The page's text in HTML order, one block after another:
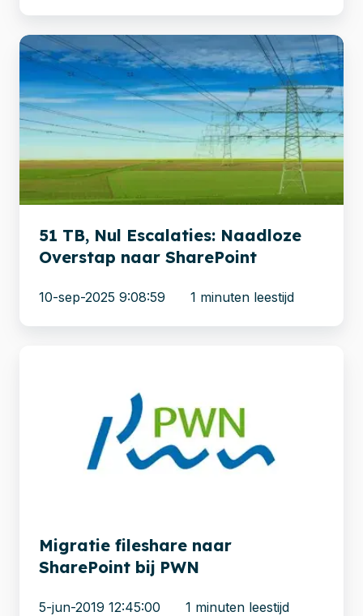
51
TB,
Nul
Escalaties:
Naadloze
Overstap
naar
SharePoint
51 TB, Nul Escalaties: Naadloze
Overstap naar SharePoint
10-sep-2025 9:08:59 1 minuten leestijd
Migratie fileshare naar
SharePoint bij PWN
5-jun-2019 12:45:00 1 minuten leestijd